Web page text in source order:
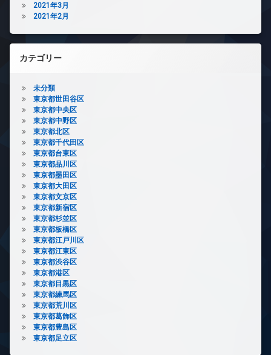
2021年3月
2021年2月
カテゴリー
未分類
東京都世田谷区
東京都中央区
東京都中野区
東京都北区
東京都千代田区
東京都台東区
東京都品川区
東京都墨田区
東京都大田区
東京都文京区
東京都新宿区
東京都杉並区
東京都板橋区
東京都江戸川区
東京都江東区
東京都渋谷区
東京都港区
東京都目黒区
東京都練馬区
東京都荒川区
東京都葛飾区
東京都豊島区
東京都足立区